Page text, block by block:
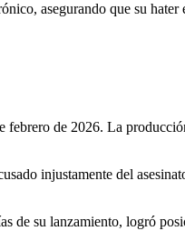
asegurando que su
febrero de 2026. La
injustamente del
de su lanzamiento, logró